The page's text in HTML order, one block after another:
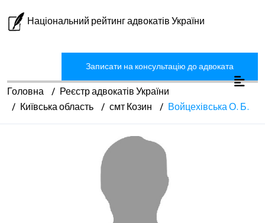
Національний рейтинг адвокатів України
Записати на консультацію до адвоката
Головна
Реєстр адвокатів України
Київська область
смт Козин Войцехівська О. Б.